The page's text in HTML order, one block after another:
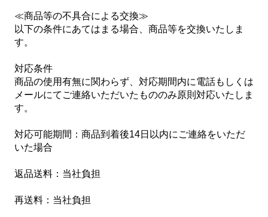
≪商品等の不具合による交換≫
以下の条件にあてはまる場合、商品等を交換いたしま
す。
対応条件
商品の使用有無に関わらず、対応期間内に電話もしくは
メールにてご連絡いただいたもののみ原則対応いたしま
す。
対応可能期間：商品到着後14日以内にご連絡をいただ
いた場合
返品送料：当社負担
再送料：当社負担